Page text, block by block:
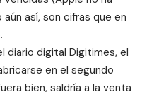
así, son cifras que en
diario digital Digitimes, el
en el segundo
bien, saldría a la venta